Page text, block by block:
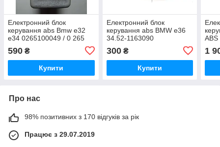
Електронний блок
керування abs Bmw e32
e34 0265100049 / 0 265
590 ₴
Купити
Електронний блок
керування abs BMW e36
34.52-1163090
300₴
Купити
1
Про нас
98% позитивних з 170 відгуків за рік
Працює з 29.07.2019